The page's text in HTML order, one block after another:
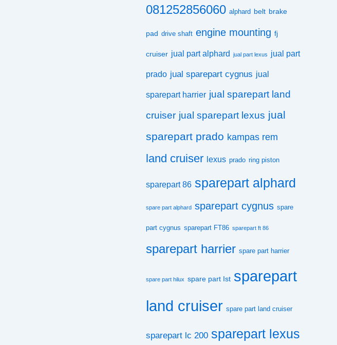
081252856060 alphard belt brake
pad drive shaft engine mounting fj
cruiser jual part alphard jual part lexus jual part
prado jual sparepart cygnus jual
sparepart harrier jual sparepart land
cruiser jual sparepart lexus jual
sparepart prado kampas rem
land cruiser lexus prado ring piston
sparepart 86 sparepart alphard
spare part alphard sparepart cygnus spare
part cygnus sparepart FT86 sparepart ft 86
sparepart harrier spare part harrier
spare part hilux spare part Ist sparepart
land cruiser spare part land cruiser
sparepart lc 200 sparepart lexus